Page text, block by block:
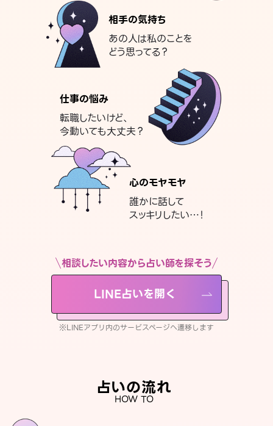
相手の気持ち
あの人は私のことを
どう思ってる？
仕事の悩み
転職したいけど、
今動いても大丈夫？
心のモヤモヤ
誰かに話して
スッキリしたい…！
相談したい内容から占い師を探そう
LINE占いを開く
※LINEアプリ内のサービスページへ遷移します
占いの流れ
HOW TO